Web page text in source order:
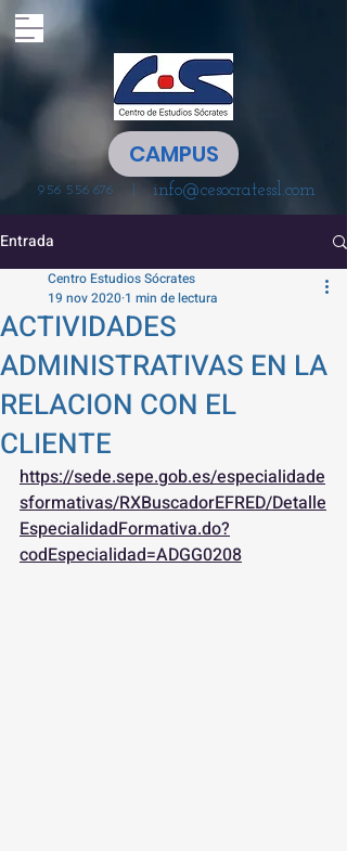
956 556 676 info@cesocratessl.com
CAMPUS
Entrada
ACTIVIDADES
ADMINISTRATIVAS EN LA
RELACION CON EL
CLIENTE
Centro Estudios Sócrates
19 nov 2020 1 min de lectura
https://sede.sepe.gob.es/especialidade
sformativas/RXBuscadorEFRED/Detalle
EspecialidadFormativa.do?
codEspecialidad=ADGG0208